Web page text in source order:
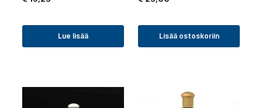
Lue lisää Lisää ostoskoriin